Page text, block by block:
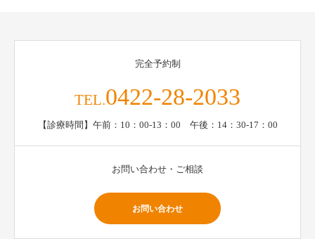
完全予約制
TEL.0422-28-2033
【診療時間】午前：10：00-13：00 午後：14：30-17：00
お問い合わせ・ご相談
お問い合わせ